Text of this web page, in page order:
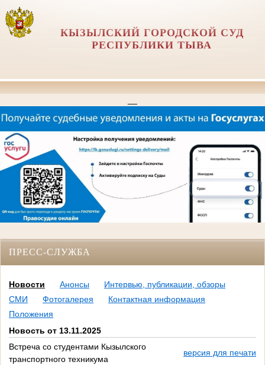
КЫЗЫЛСКИЙ ГОРОДСКОЙ СУД
РЕСПУБЛИКИ ТЫВА
ПРЕСС-СЛУЖБА
Новости Анонсы
Интервью, публикации, обзоры
СМИ
Фотогалерея
Контактная информация
Положения
Новость от 13.11.2025
Встреча со студентами Кызылского
транспортного техникума
версия для печати